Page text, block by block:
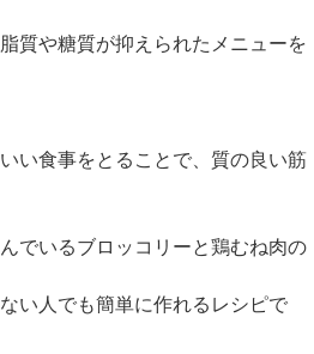
質や糖質が抑えられたメニューを
い食事をとることで、質の良い筋
でいるブロッコリーと鶏むね肉の
い人でも簡単に作れるレシピで